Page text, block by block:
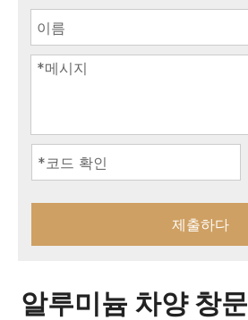
제출하다
알루미늄 차양 창문